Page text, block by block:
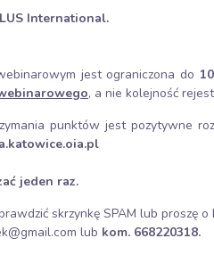
International.
jest ograniczona do
, a nie kolejność
punktów jest pozytywne
jeden raz.
skrzynkę SPAM lub proszę o
lub kom. 668220318.